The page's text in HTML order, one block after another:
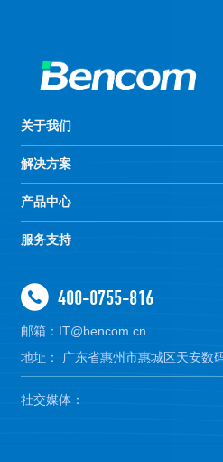
关于我们
解决方案
产品中心
服务支持
400-0755-816
邮箱：IT@bencom.cn
地址： 广东省惠州市惠城区天安数
社交媒体：